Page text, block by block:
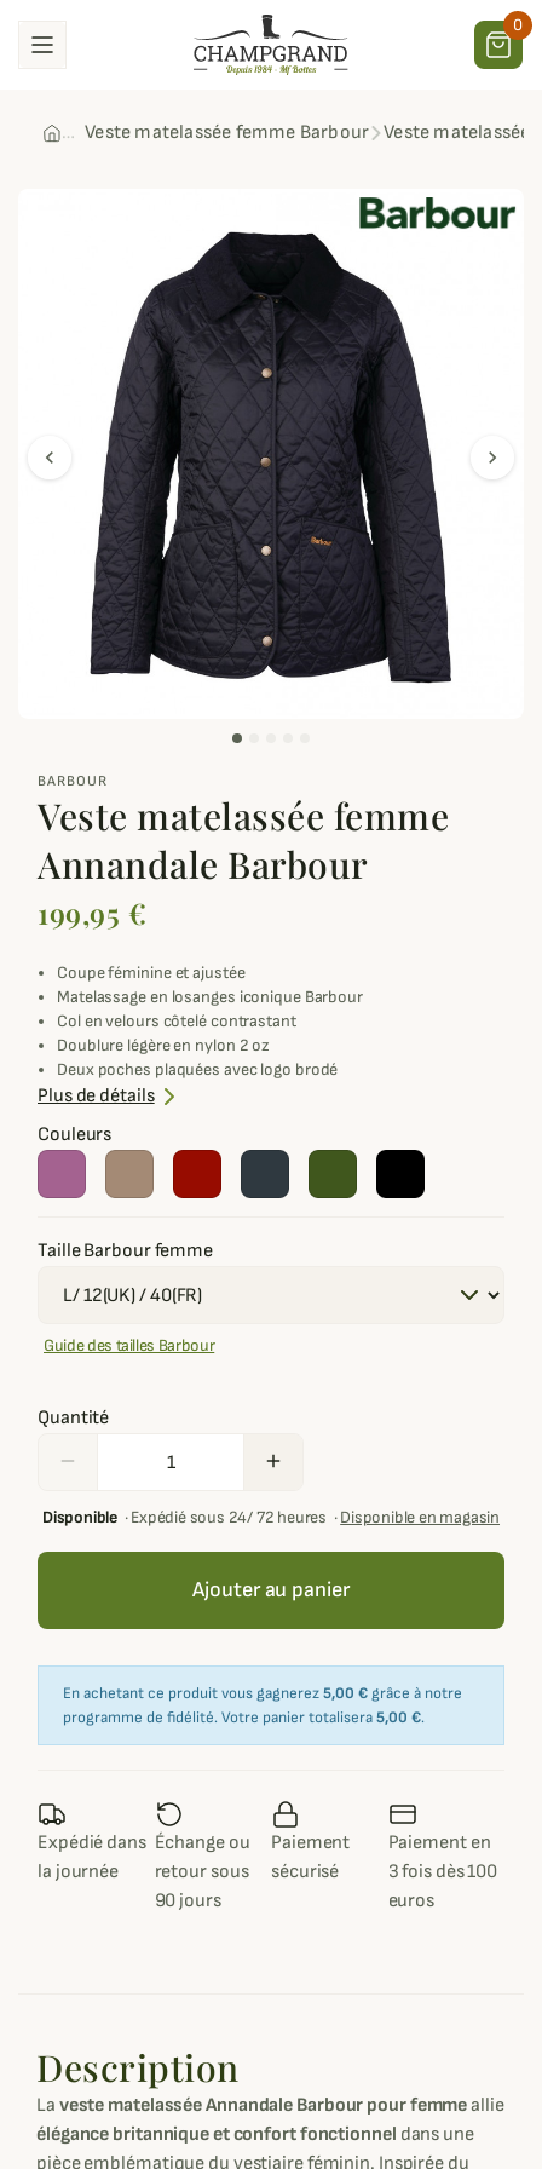
0
Veste matelassée femme Barbour Veste matelassée
chevron_left chevron_right
BARBOUR
Veste matelassée femme
Annandale Barbour
199,95 €
Coupe féminine et ajustée
Matelassage en losanges iconique Barbour
Col en velours côtelé contrastant
Doublure légère en nylon 2 oz
Deux poches plaquées avec logo brodé
Boutons-pression siglés Barbour
Plus de détails
Couleurs
Taille Barbour femme
Guide des tailles Barbour
Quantité
remove add
Disponible·Expédié sous 24/ 72 heures ·Disponible en magasin
Ajouter au panier
En achetant ce produit vous gagnerez5,00 € grâce à notre
programme de fidélité. Votre panier totalisera5,00 €.
Expédié dans
la journée
Échange ou
retour sous
90 jours
Paiement
sécurisé
Paiement en
3 fois dès 100
euros
Description
La veste matelassée Annandale Barbour pour femmeallie
élégance britannique et confort fonctionnel dans une
pièce emblématique du vestiaire féminin. Inspirée du